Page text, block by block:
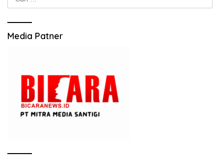
untuk:
Media Patner